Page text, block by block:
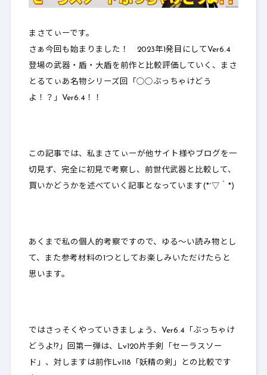
まさてぃーです。
さぁ今回も始まりました！ 2023年1発目にしてVer6.4
登場の武器・盾・大盾を前作と比較評価していく、まさ
とるてぃあ名物シリーズ回「 ○○ぶっちゃけどう
よ！？ 」Ver6.4！！
この記事では、私まさてぃーが他サイト様やブログを一
切見ず、完全に初見で考察し、前世代武器と比較して、
買いかどうかを述べていく 記事となっています(*´▽｀*)
あくまで私の個人的考察ですので、ゆる～い読み物とし
て、また参考材料の1つとしてお楽しみいただけたらと
思います。
ではさっそくやっていきましょう、Ver6.4「ぶっちゃけ
どうよ!?」回第一弾は、Lv120片手剣「セーラスソー
ド」、対しますは前作Lv118「妖精の剣」との比較です